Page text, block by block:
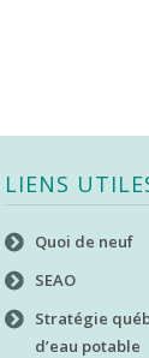
LIENS
Quoi de neuf
SEAO
Stratégie
d’eau potable